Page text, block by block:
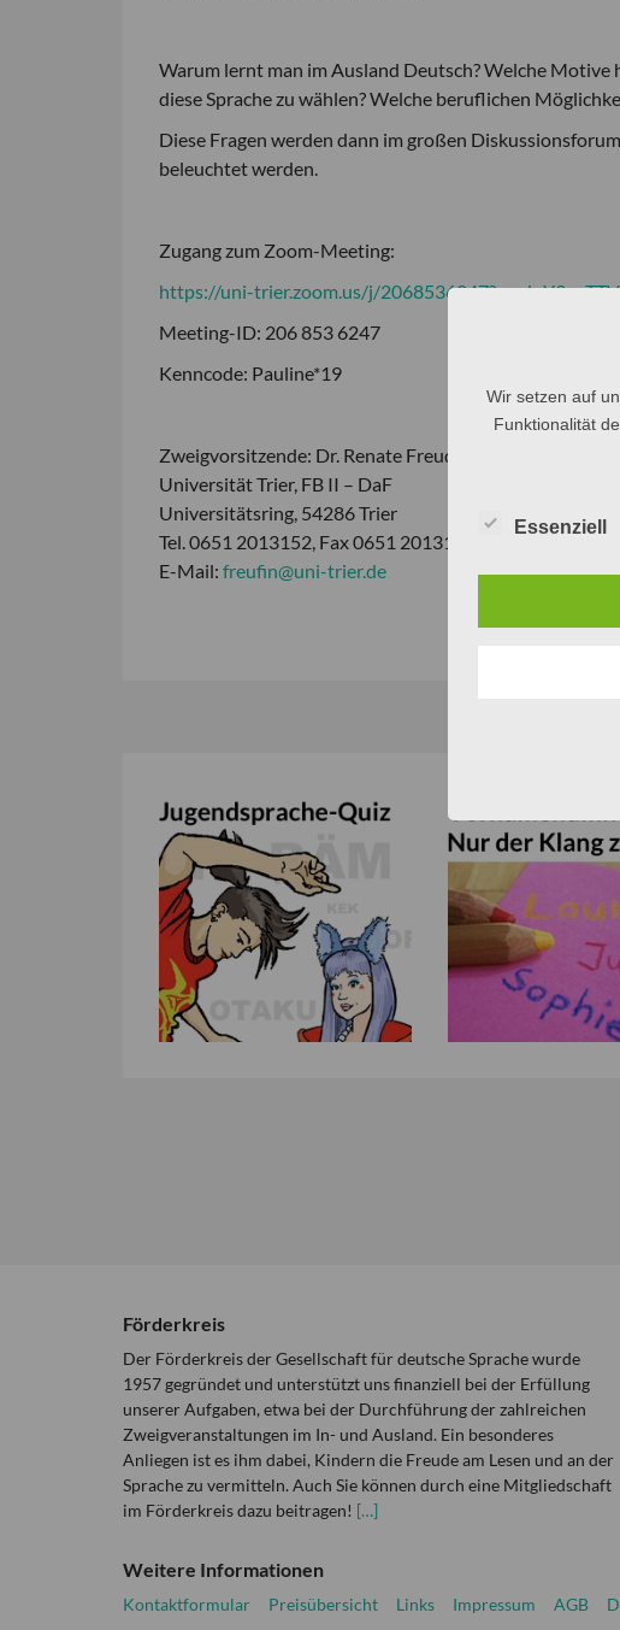
Warum lernt man im Ausland Deutsch? Welche
diese Sprache zu wählen? Welche beruflichen
Diese Fragen werden dann im großen
beleuchtet werden.
Zugang zum Zoom-Meeting:
https://uni-trier.zoom.us/j/
Meeting-ID: 206 853 6247
Kenncode: Pauline*19
Zweigvorsitzende: Dr. Renate Freudenberg-Findeisen
Universität Trier, FB II – DaF
Universitätsring, 54286 Trier
Tel. 0651 2013152, Fax 0651 2013144
E-Mail: freufin@uni-trier.de
Förderkreis
Der Förderkreis der Gesellschaft für deutsche Sprache wurde
1957 gegründet und unterstützt uns finanziell bei der Erfüllung
unserer Aufgaben, etwa bei der Durchführung der zahlreichen
Zweigveranstaltungen im In- und Ausland. Ein besonderes
Anliegen ist es ihm dabei, Kindern die Freude am Lesen und an der
Sprache zu vermitteln. Auch Sie können durch eine Mitgliedschaft
im Förderkreis dazu beitragen! […]
Weitere Informationen
Kontaktformular Preisübersicht Links Impressum AGB
Wir setzen auf
Funktionalität
Essenziell